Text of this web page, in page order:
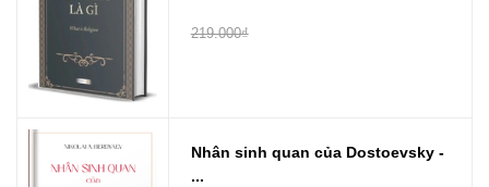
219.000₫
Nhân sinh quan của Dostoevsky -
...